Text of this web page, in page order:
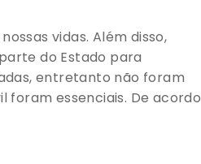
vidas. Além disso,
do Estado para
entretanto não foram
foram essenciais. De acordo